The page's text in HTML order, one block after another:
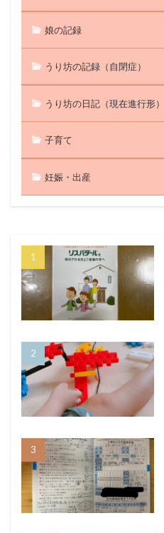
娘の記録
うり坊の記録（自閉症）
うり坊の日記（現在進行形）
子育て
妊娠・出産